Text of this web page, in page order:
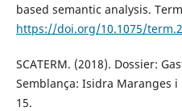
based semantic analysis.
https://doi.org/10.1075/
SCATERM. (2018). Dossier:
Semblança: Isidra Maranges i
15.